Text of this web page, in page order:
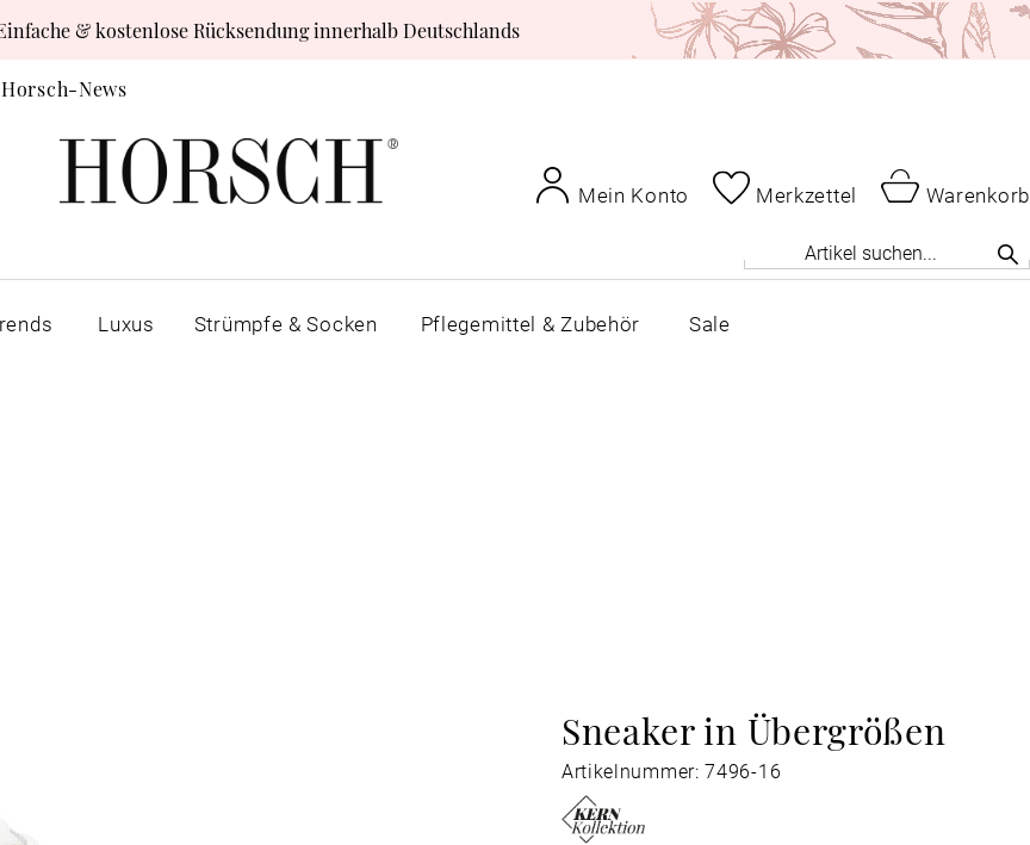
& kostenlose Rücksendung innerhalb Deutschlands
Horsch-News
Mein Konto Merkzettel
Warenkorb
Luxus Strümpfe & Socken Pflegemittel & Zubehör Sale
Sneaker in Übergrößen
Artikelnummer: 7496-16